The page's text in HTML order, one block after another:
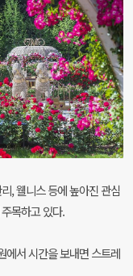
, 웰니스 등에 높아진 관심
목하고 있다.
에서 시간을 보내면 스트레